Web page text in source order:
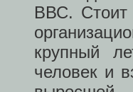
ВВС. Стоит
крупный
человек и